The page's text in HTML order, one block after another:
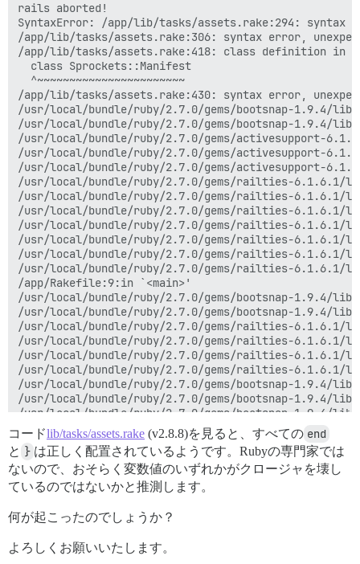
rails aborted!
SyntaxError: /app/lib/tasks/assets.rake:294:
/app/lib/tasks/assets.rake:306: syntax error,
/app/lib/tasks/assets.rake:418: class definition in
  class Sprockets::Manifest
  ^~~~~~~~~~~~~~~~~~~~~~~~
/app/lib/tasks/assets.rake:430: syntax error,
/usr/local/bundle/ruby/2.7.0/gems/bootsnap-1.9.4/
/usr/local/bundle/ruby/2.7.0/gems/bootsnap-1.9.4/
/usr/local/bundle/ruby/2.7.0/gems/activesupport-
/usr/local/bundle/ruby/2.7.0/gems/activesupport-
/usr/local/bundle/ruby/2.7.0/gems/activesupport-
/usr/local/bundle/ruby/2.7.0/gems/railties-6.1.6.1/
/usr/local/bundle/ruby/2.7.0/gems/railties-6.1.6.1/
/usr/local/bundle/ruby/2.7.0/gems/railties-6.1.6.1/
/usr/local/bundle/ruby/2.7.0/gems/railties-6.1.6.1/
/usr/local/bundle/ruby/2.7.0/gems/railties-6.1.6.1/
/usr/local/bundle/ruby/2.7.0/gems/railties-
/usr/local/bundle/ruby/2.7.0/gems/railties-
/app/Rakefile:9:in `<main>'
/usr/local/bundle/ruby/2.7.0/gems/bootsnap-1.9.4/
/usr/local/bundle/ruby/2.7.0/gems/bootsnap-1.9.4/
/usr/local/bundle/ruby/2.7.0/gems/railties-6.1.6.1/
/usr/local/bundle/ruby/2.7.0/gems/railties-6.1.6.1/lib/
/usr/local/bundle/ruby/2.7.0/gems/railties-6.1.6.1/
/usr/local/bundle/ruby/2.7.0/gems/railties-6.1.6.1/
/usr/local/bundle/ruby/2.7.0/gems/bootsnap-1.9.4/
/usr/local/bundle/ruby/2.7.0/gems/bootsnap-1.9.4/
/usr/local/bundle/ruby/2.7.0/gems/bootsnap-1.9.4/
/usr/local/bundle/ruby/2.7.0/gems/bootsnap-1.9.4/
/usr/local/bundle/ruby/2.7.0/gems/bootsnap-1.9.4/
bin/rails:18:in `<main>'
コードlib/tasks/assets.rake (v2.8.8)を見ると、すべての end
と } は正しく配置されているようです。Rubyの専門家では
ないので、おそらく変数値のいずれかがクロージャを壊し
ているのではないかと推測します。
何が起こったのでしょうか？
よろしくお願いいたします。